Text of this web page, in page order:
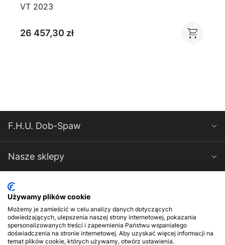
VT 2023
26 457,30 zł
F.H.U. Dob-Spaw
Nasze sklepy
Spawarki-Magnum
Kontakt
Używamy plików cookie
Możemy je zamieścić w celu analizy danych dotyczących
odwiedzających, ulepszenia naszej strony internetowej, pokazania
spersonalizowanych treści i zapewnienia Państwu wspaniałego
doświadczenia na stronie internetowej. Aby uzyskać więcej informacji na
temat plików cookie, których używamy, otwórz ustawienia.